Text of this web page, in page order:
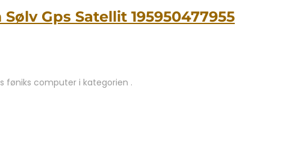
Gps Satellit 195950477955
føniks computer i kategorien .